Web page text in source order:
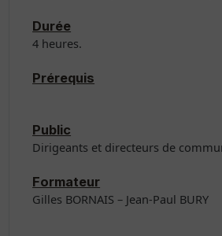
Durée
4 heures.
Prérequis
Public
Dirigeants et directeurs de
Formateur
Gilles BORNAIS – Jean-Paul BURY